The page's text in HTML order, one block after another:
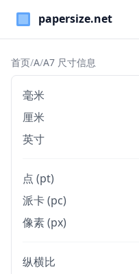
Paper Sizes
首页/A/A7 尺寸信息
毫米
厘米
英寸
点 (pt)
派卡 (pc)
像素 (px)
纵横比